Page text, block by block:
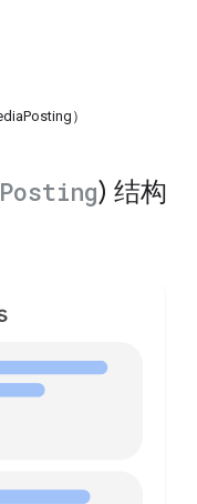
）
Posting) 结构